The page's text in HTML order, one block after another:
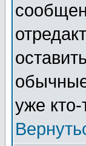
уже кто-